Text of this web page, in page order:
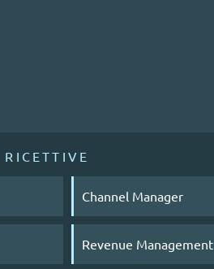
Channel Manager
Revenue Management